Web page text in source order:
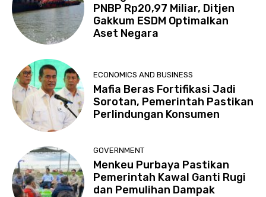
PNBP Rp20,97 Miliar, Ditjen
Gakkum ESDM Optimalkan
Aset Negara
ECONOMICS AND BUSINESS
Mafia Beras Fortifikasi Jadi
Sorotan, Pemerintah Pastikan
Perlindungan Konsumen
GOVERNMENT
Menkeu Purbaya Pastikan
Pemerintah Kawal Ganti Rugi
dan Pemulihan Dampak